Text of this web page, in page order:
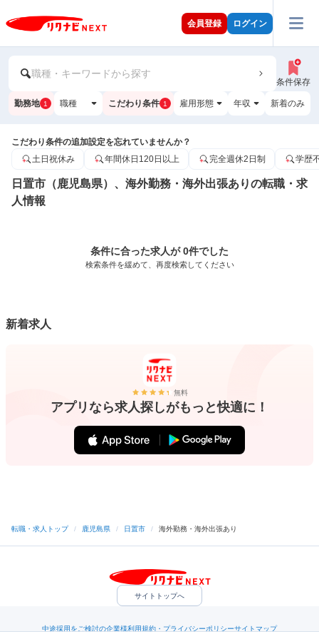
会員登録 ログイン
職種・キーワードから探す
条件保存
勤務地 1 職種 こだわり条件 1 雇用形態 年収 新着のみ
こだわり条件の追加設定を忘れていませんか？
土日祝休み
年間休日120日以上 完全週休2日制 学歴
日置市（鹿児島県）、海外勤務・海外出張ありの転職・求
人情報
条件に合った求人が 0件でした
検索条件を緩めて、再度検索してください
新着求人
無料
アプリなら求人探しがもっと快適に！
転職・求人トップ / 鹿児島県 / 日置市 / 海外勤務・海外出張あり
サイトトップへ
中途採用をご検討の企業様利用規約・プライバシーポリシーサイトマップ